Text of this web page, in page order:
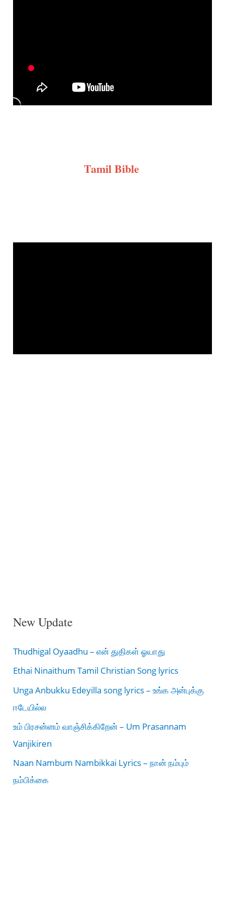
Tamil Bible
New Update
Thudhigal Oyaadhu – என் துதிகள் ஓயாது
Ethai Ninaithum Tamil Christian Song lyrics
Unga Anbukku Edeyilla song lyrics – உங்க அன்புக்கு
ஈடேயில்ல
உம் பிரசன்னம் வாஞ்சிக்கிறேன் – Um Prasannam
Vanjikiren
Naan Nambum Nambikkai Lyrics – நான் நம்பும்
நம்பிக்கை